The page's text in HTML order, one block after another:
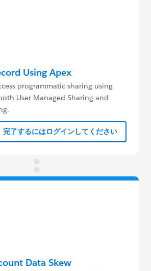
Using Apex
programmatic sharing using
User Managed Sharing and
完了するにはログインしてください
Data Skew